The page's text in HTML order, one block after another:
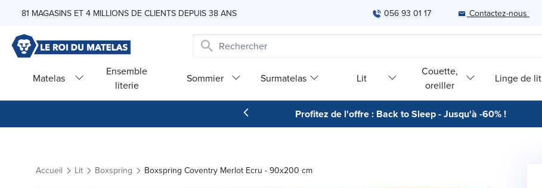
81 MAGASINS ET 4 MILLIONS DE CLIENTS DEPUIS 38 ANS 056 93 01 17 Contactez-nous
Matelas
Ensemble
literie
Sommier Surmatelas Lit
Couette,
oreiller
Linge de lit
Profitez de l'offre : Back to Sleep - Jusqu'à -60% !
Accueil Lit Boxspring Boxspring Coventry Merlot Ecru - 90x200 cm